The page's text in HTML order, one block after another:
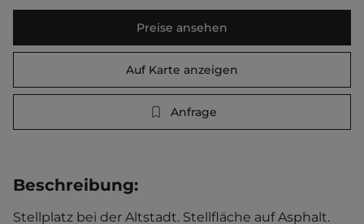
Preise ansehen
Auf Karte anzeigen
Anfrage
Beschreibung:
Stellplatz bei der Altstadt. Stellfläche auf Asphalt.